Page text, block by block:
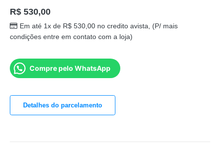
R$ 530,00
Em até 1x de R$530,00no credito avista, (P/ mais
condições entre em contato com a loja)
Compre pelo WhatsApp
Detalhes do parcelamento